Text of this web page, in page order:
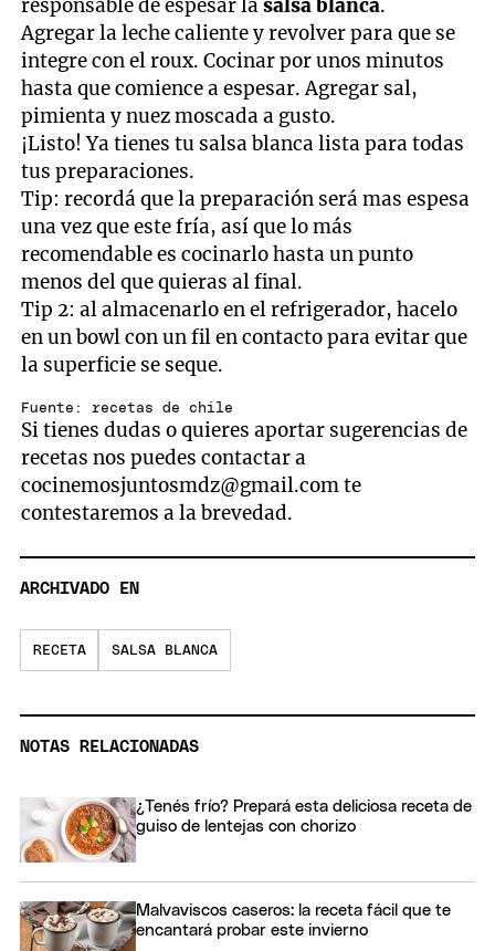
responsable de espesar lasalsa blanca.
Agregar la leche caliente y revolver para que se
integre con el roux. Cocinar por unos minutos
hasta que comience a espesar. Agregar sal,
pimienta y nuez moscada a gusto.
¡Listo! Ya tienes tu salsa blanca lista para todas
tus preparaciones.
Tip: recordá que la preparación será mas espesa
una vez que este fría, así que lo más
recomendable es cocinarlo hasta un punto
menos del que quieras al final.
Tip 2: al almacenarlo en el refrigerador, hacelo
en un bowl con un fil en contacto para evitar que
la superficie se seque.
Fuente: recetas de chile
Si tienes dudas o quieres aportar sugerencias de
recetas nos puedes contactar a
cocinemosjuntosmdz@gmail.comte
contestaremos a la brevedad.
ARCHIVADO EN
RECETA SALSA BLANCA
NOTAS RELACIONADAS
¿Tenés frío? Prepará esta deliciosa receta de
guiso de lentejas con chorizo
Malvaviscos caseros: la receta fácil que te
encantará probar este invierno